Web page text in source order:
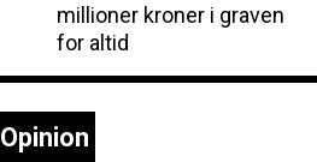
millioner kroner i graven
for altid
Opinion